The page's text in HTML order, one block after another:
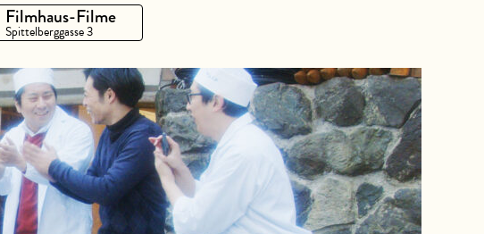
Filmhaus-Filme
Spittelberggasse 3